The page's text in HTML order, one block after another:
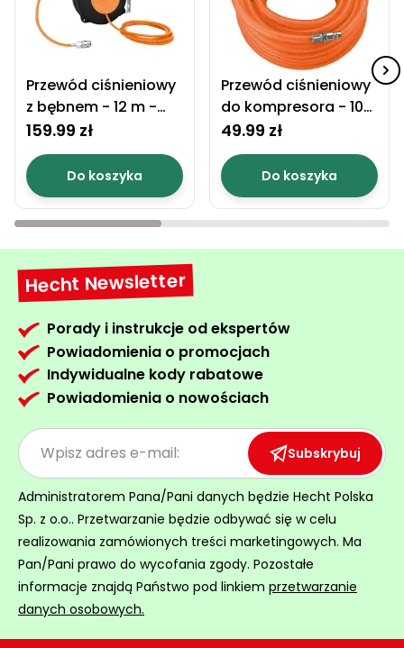
Przewód ciśnieniowy
z bębnem - 12 m -
HECHT 002075B
159.99 zł
Do koszyka
Przewód ciśnieniowy
do kompresora - 10
m - HECHT 002075A
49.99 zł
Do koszyka
Hecht Newsletter
Porady i instrukcje od ekspertów
Powiadomienia o promocjach
Indywidualne kody rabatowe
Powiadomienia o nowościach
Subskrybuj
Administratorem Pana/Pani danych będzie Hecht Polska
Sp. z o.o.. Przetwarzanie będzie odbywać się w celu
realizowania zamówionych treści marketingowych. Ma
Pan/Pani prawo do wycofania zgody. Pozostałe
informacje znajdą Państwo pod linkiem przetwarzanie
danych osobowych.